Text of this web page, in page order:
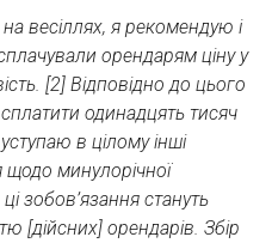
весіллях, я рекомендую і
орендарям ціну у
[2] Відповідно до цього
одинадцять тисяч
в цілому інші
щодо минулорічної
зобов’язання стануть
[дійсних] орендарів. Збір